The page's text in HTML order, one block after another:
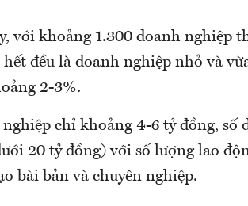
với khoảng 1.300 doanh nghiệp
đều là doanh nghiệp nhỏ và
2-3%.
chỉ khoảng 4-6 tỷ đồng, số
20 tỷ đồng) với số lượng lao
bài bản và chuyên nghiệp.